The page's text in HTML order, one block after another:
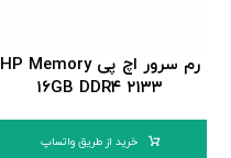
رم سرور اچ پی HP Memory
۱۶GB DDR۴ ۲۱۳۳
خرید از طریق واتساپ